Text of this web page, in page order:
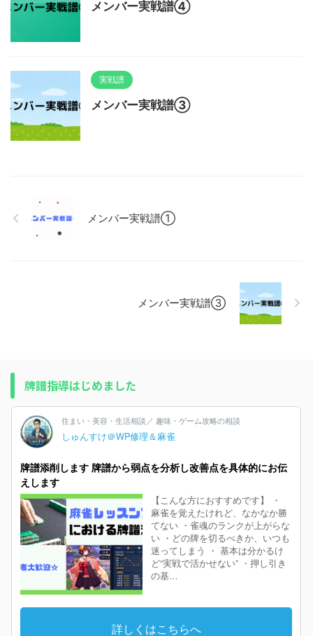
メンバー実戦譜④
実戦譜
メンバー実戦譜③
メンバー実戦譜①
メンバー実戦譜③
牌譜指導はじめました